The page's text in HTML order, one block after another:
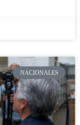
NACIONALES